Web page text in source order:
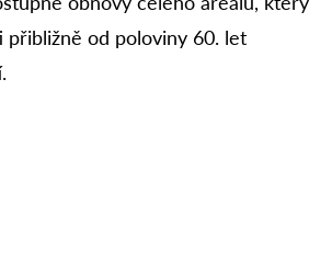
přibližně od poloviny 60. let